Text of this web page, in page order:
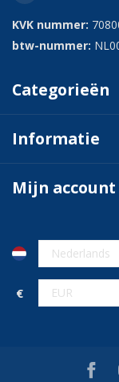
KVK nummer:
btw-nummer:
Categorieën
Informatie
Mijn account
€